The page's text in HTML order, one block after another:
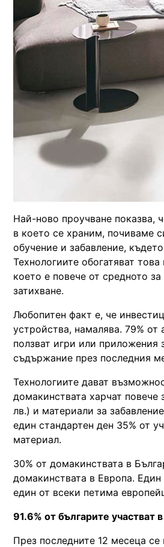
Най-ново проучване показва,
в което се храним, почиваме
обучение и забавление,
Технологиите обогатяват
което е повече от средното
затихване.
Любопитен факт е, че
устройства, намалява. 79%
ползват игри или приложения
съдържание през последния
Технологиите дават
домакинствата харчат повече
лв.) и материали за
един стандартен ден 35% от
материал.
30% от домакинствата в
домакинствата в Европа.
един от всеки петима
91.6% от българите участват
През последните 12 месеца